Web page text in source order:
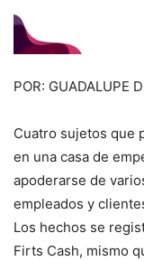
POR: GUADALUPE
Cuatro sujetos que
en una casa de
apoderarse de
empleados y
Los hechos se
Firts Cash, mismo